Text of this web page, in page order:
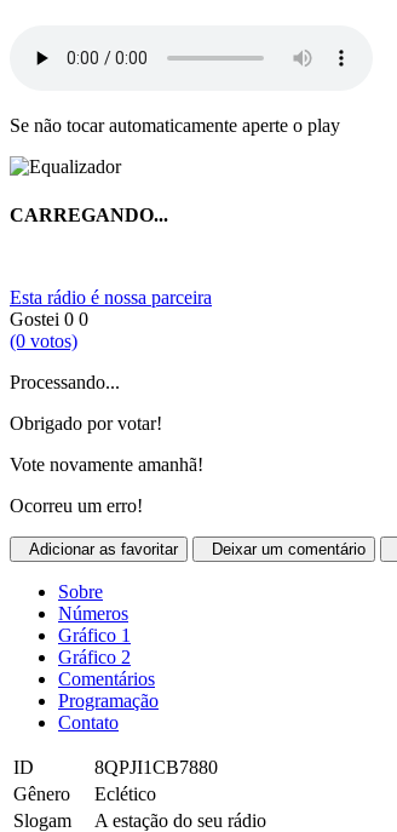
Se não tocar automaticamente aperte o play
CARREGANDO...
Esta rádio é nossa parceira
Gostei 0 0
(0 votos)
Processando...
Obrigado por votar!
Vote novamente amanhã!
Ocorreu um erro!
Adicionar as favoritar Deixar um comentário
Sobre
Números
Gráfico 1
Gráfico 2
Comentários
Programação
Contato
ID
8QPJI1CB7880
Gênero
Eclético
Slogam
A estação do seu rádio